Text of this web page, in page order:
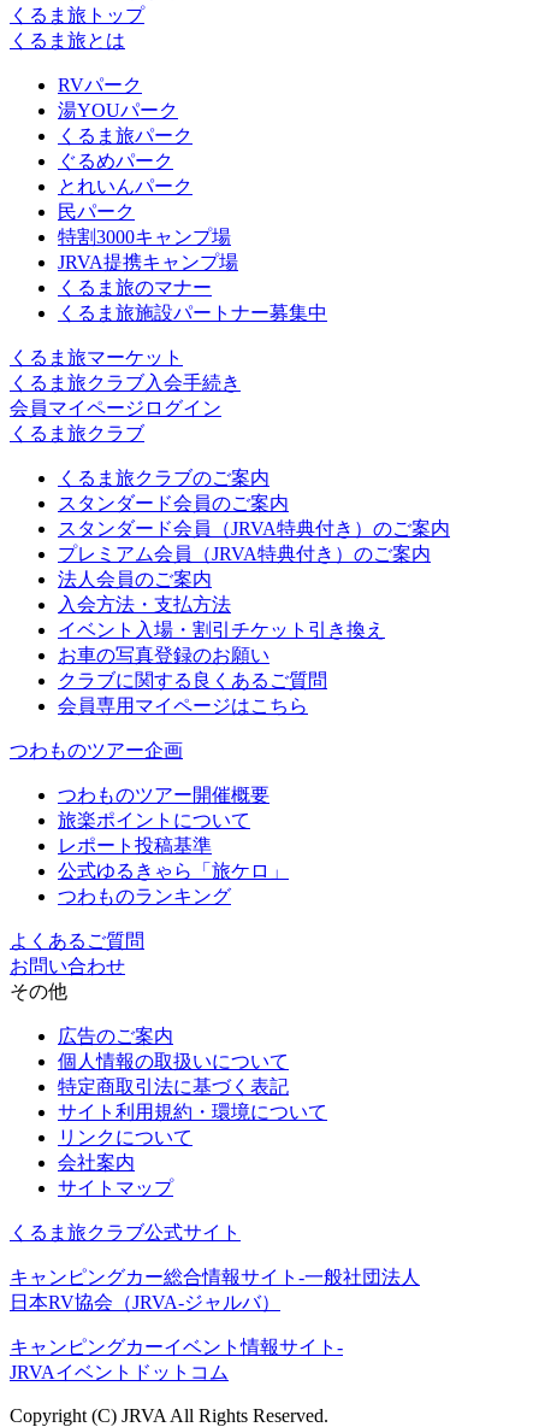
くるま旅トップ
くるま旅とは
RVパーク
湯YOUパーク
くるま旅パーク
ぐるめパーク
とれいんパーク
民パーク
特割3000キャンプ場
JRVA提携キャンプ場
くるま旅のマナー
くるま旅施設パートナー募集中
くるま旅マーケット
くるま旅クラブ入会手続き
会員マイページログイン
くるま旅クラブ
くるま旅クラブのご案内
スタンダード会員のご案内
スタンダード会員（JRVA特典付き）のご案内
プレミアム会員（JRVA特典付き）のご案内
法人会員のご案内
入会方法・支払方法
イベント入場・割引チケット引き換え
お車の写真登録のお願い
クラブに関する良くあるご質問
会員専用マイページはこちら
つわものツアー企画
つわものツアー開催概要
旅楽ポイントについて
レポート投稿基準
公式ゆるきゃら「旅ケロ」
つわものランキング
よくあるご質問
お問い合わせ
その他
広告のご案内
個人情報の取扱いについて
特定商取引法に基づく表記
サイト利用規約・環境について
リンクについて
会社案内
サイトマップ
くるま旅クラブ公式サイト
キャンピングカー総合情報サイト-一般社団法人
日本RV協会（JRVA-ジャルバ）
キャンピングカーイベント情報サイト-
JRVAイベントドットコム
Copyright (C) JRVA All Rights Reserved.